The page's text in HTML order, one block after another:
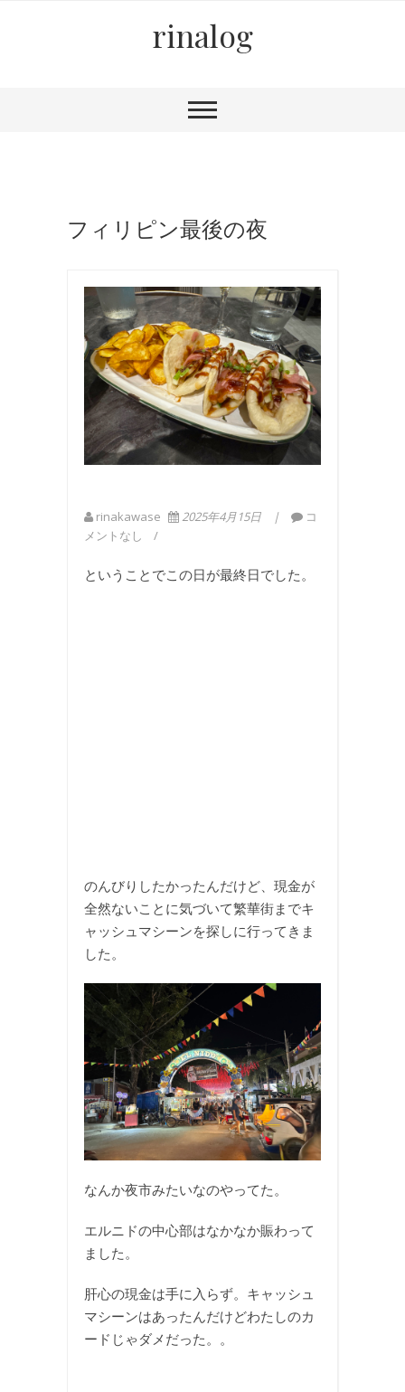
rinalog
フィリピン最後の夜
rinakawase 2025年4月15日
コ
メントなし
ということでこの日が最終日でした。
のんびりしたかったんだけど、現金が
全然ないことに気づいて繁華街までキ
ャッシュマシーンを探しに行ってきま
した。
なんか夜市みたいなのやってた。
エルニドの中心部はなかなか賑わって
ました。
肝心の現金は手に入らず。キャッシュ
マシーンはあったんだけどわたしのカ
ードじゃダメだった。。